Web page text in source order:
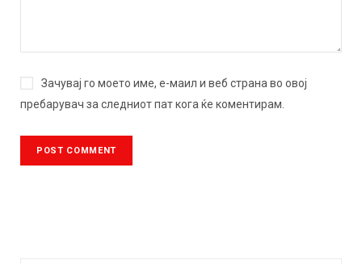
Зачувај го моето име, е-маил и веб страна во овој
пребарувач за следниот пат кога ќе коментирам.